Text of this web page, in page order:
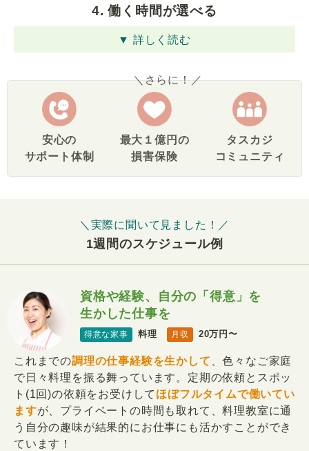
4. 働く時間が選べる
▼ 詳しく読む
＼さらに！／
安心の
サポート体制
最大１億円の
損害保険
タスカジ
コミュニティ
＼実際に聞いて見ました！／
1週間のスケジュール例
資格や経験、自分の「得意」を
生かした仕事を
得意な家事 料理 月収 20万円〜
これまでの調理の仕事経験を生かして 、色々なご家庭
で日々料理を振る舞っています。定期の依頼とスポッ
ト(1回)の依頼をお受けして ほぼフルタイムで働いてい
ますが、プライベートの時間も取れて、料理教室に通
う自分の趣味が結果的にお仕事にも活かすことができ
ています！